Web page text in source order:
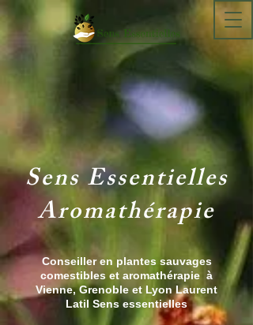
Sens Essentielles
Aromathérapie
Conseiller en plantes sauvages
comestibles et aromathérapie à
Vienne, Grenoble et Lyon Laurent
Latil Sens essentielles